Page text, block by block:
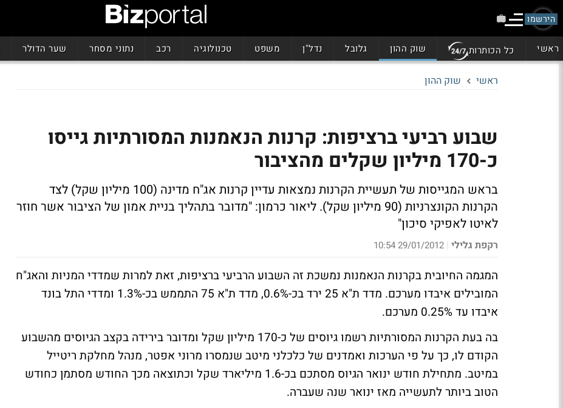
הירשמו
ראשי כל הכותרות שוק ההון גלובל נדל"ן משפט טכנולוגיה רכב נתוני מסחר שער הדולר
ראשי שוק ההון
שבוע רביעי ברציפות: קרנות הנאמנות המסורתיות גייסו
כ-170 מיליון שקלים מהציבור
בראש המגייסות של תעשיית הקרנות נמצאות עדיין קרנות אג"ח מדינה (100 מיליון שקל) לצד
הקרנות הקונצרניות (90 מיליון שקל). ליאור כרמון: "מדובר בתהליך בניית אמון של הציבור אשר חוזר
לאיטו לאפיקי סיכון"
רקפת גלילי |
29/01/2012 10:54
המגמה החיובית בקרנות הנאמנות נמשכת זה השבוע הרביעי ברציפות, זאת למרות שמדדי המניות והאג"ח
המובילים איבדו מערכם. מדד ת"א 25 ירד בכ-0.6%, מדד ת"א 75 התממש בכ-1.3% ומדדי התל בונד
איבדו עד 0.25% מערכם.
בה בעת הקרנות המסורתיות רשמו גיוסים של כ-170 מיליון שקל ומדובר בירידה בקצב הגיוסים מהשבוע
הקודם לו, כך על פי הערכות ואמדנים של כלכלני מיטב שנמסרו מרוני אפטר, מנהל מחלקת ריטייל
במיטב. מתחילת חודש ינואר הגיוס מסתכם בכ-1.6 מיליארד שקל וכתוצאה מכך החודש מסתמן כחודש
הטוב ביותר לתעשייה מאז ינואר שנה שעברה.